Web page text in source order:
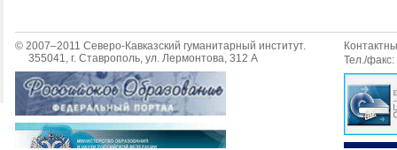
© 2007–2011 Северо-Кавказский гуманитарный институт.
355041, г. Ставрополь, ул. Лермонтова, 312 А
Тел./